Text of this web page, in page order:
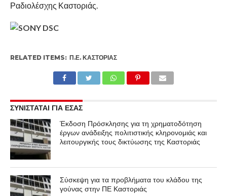
Ραδιολέσχης Καστοριάς.
RELATED ITEMS: Π.Ε. ΚΑΣΤΟΡΙΆΣ
ΣΥΝΙΣΤΑΤΑΙ ΓΙΑ ΕΣΑΣ
Έκδοση Πρόσκλησης για τη χρηματοδότηση
έργων ανάδειξης πολιτιστικής κληρονομιάς και
λειτουργικής τους δικτύωσης της Καστοριάς
Σύσκεψη για τα προβλήματα του κλάδου της
γούνας στην ΠΕ Καστοριάς